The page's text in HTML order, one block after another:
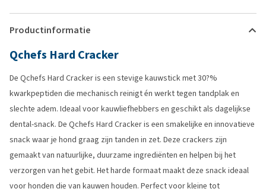
Productinformatie
Qchefs Hard Cracker
De Qchefs Hard Cracker is een stevige kauwstick met 30?%
kwarkpeptiden die mechanisch reinigt én werkt tegen tandplak en
slechte adem. Ideaal voor kauwliefhebbers en geschikt als dagelijkse
dental-snack. De Qchefs Hard Cracker is een smakelijke en innovatieve
snack waar je hond graag zijn tanden in zet. Deze crackers zijn
gemaakt van natuurlijke, duurzame ingrediënten en helpen bij het
verzorgen van het gebit. Het harde formaat maakt deze snack ideaal
voor honden die van kauwen houden. Perfect voor kleine tot